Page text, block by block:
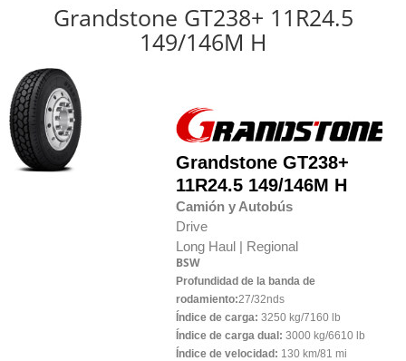
Grandstone GT238+ 11R24.5
149/146M H
Grandstone GT238+
11R24.5 149/146M H
Camión y Autobús
Drive
Long Haul |
Regional
BSW
Profundidad de la banda de
rodamiento:27/32nds
Índice de carga: 3250 kg/7160 lb
Índice de carga dual: 3000 kg/6610 lb
Índice de velocidad: 130 km/81 mi